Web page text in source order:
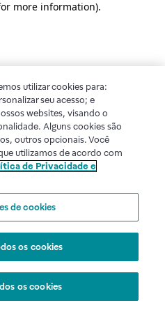
more information).
utilizar cookies para:
seu acesso; e
websites, visando o
Alguns cookies são
outros opcionais. Você
utilizamos de acordo com
de Privacidade e
de cookies
os cookies
os cookies